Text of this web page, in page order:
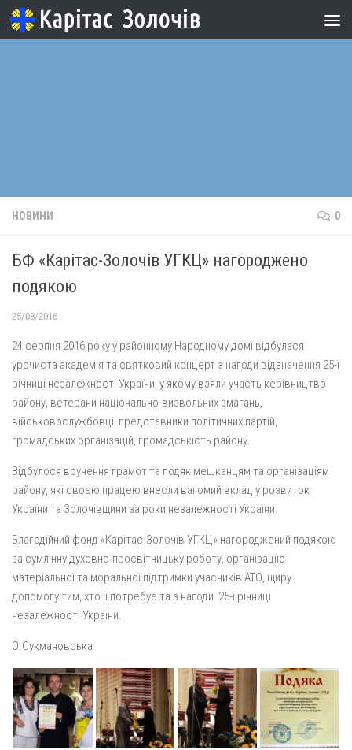
Skip to content
НОВИНИ 0
БФ «Карітас-Золочів УГКЦ» нагороджено
подякою
25/08/2016
24 серпня 2016 року у районному Народному домі відбулася
урочиста академія та святковий концерт з нагоди відзначення 25-ї
річниці незалежності України, у якому взяли участь керівництво
району, ветерани національно-визвольних змагань,
військовослужбовці, представники політичних партій,
громадських організацій, громадськість району.
Відбулося вручення грамот та подяк мешканцям та організаціям
району, які своєю працею внесли вагомий вклад у розвиток
України та Золочівщини за роки незалежності України.
Благодійний фонд «Карітас-Золочів УГКЦ» нагороджений подякою
за сумлінну духовно-просвітницьку роботу, організацію
матеріальної та моральної підтримки учасників АТО, щиру
допомогу тим, хто її потребує та з нагоди 25-ї річниці
незалежності України.
О.Сукмановська